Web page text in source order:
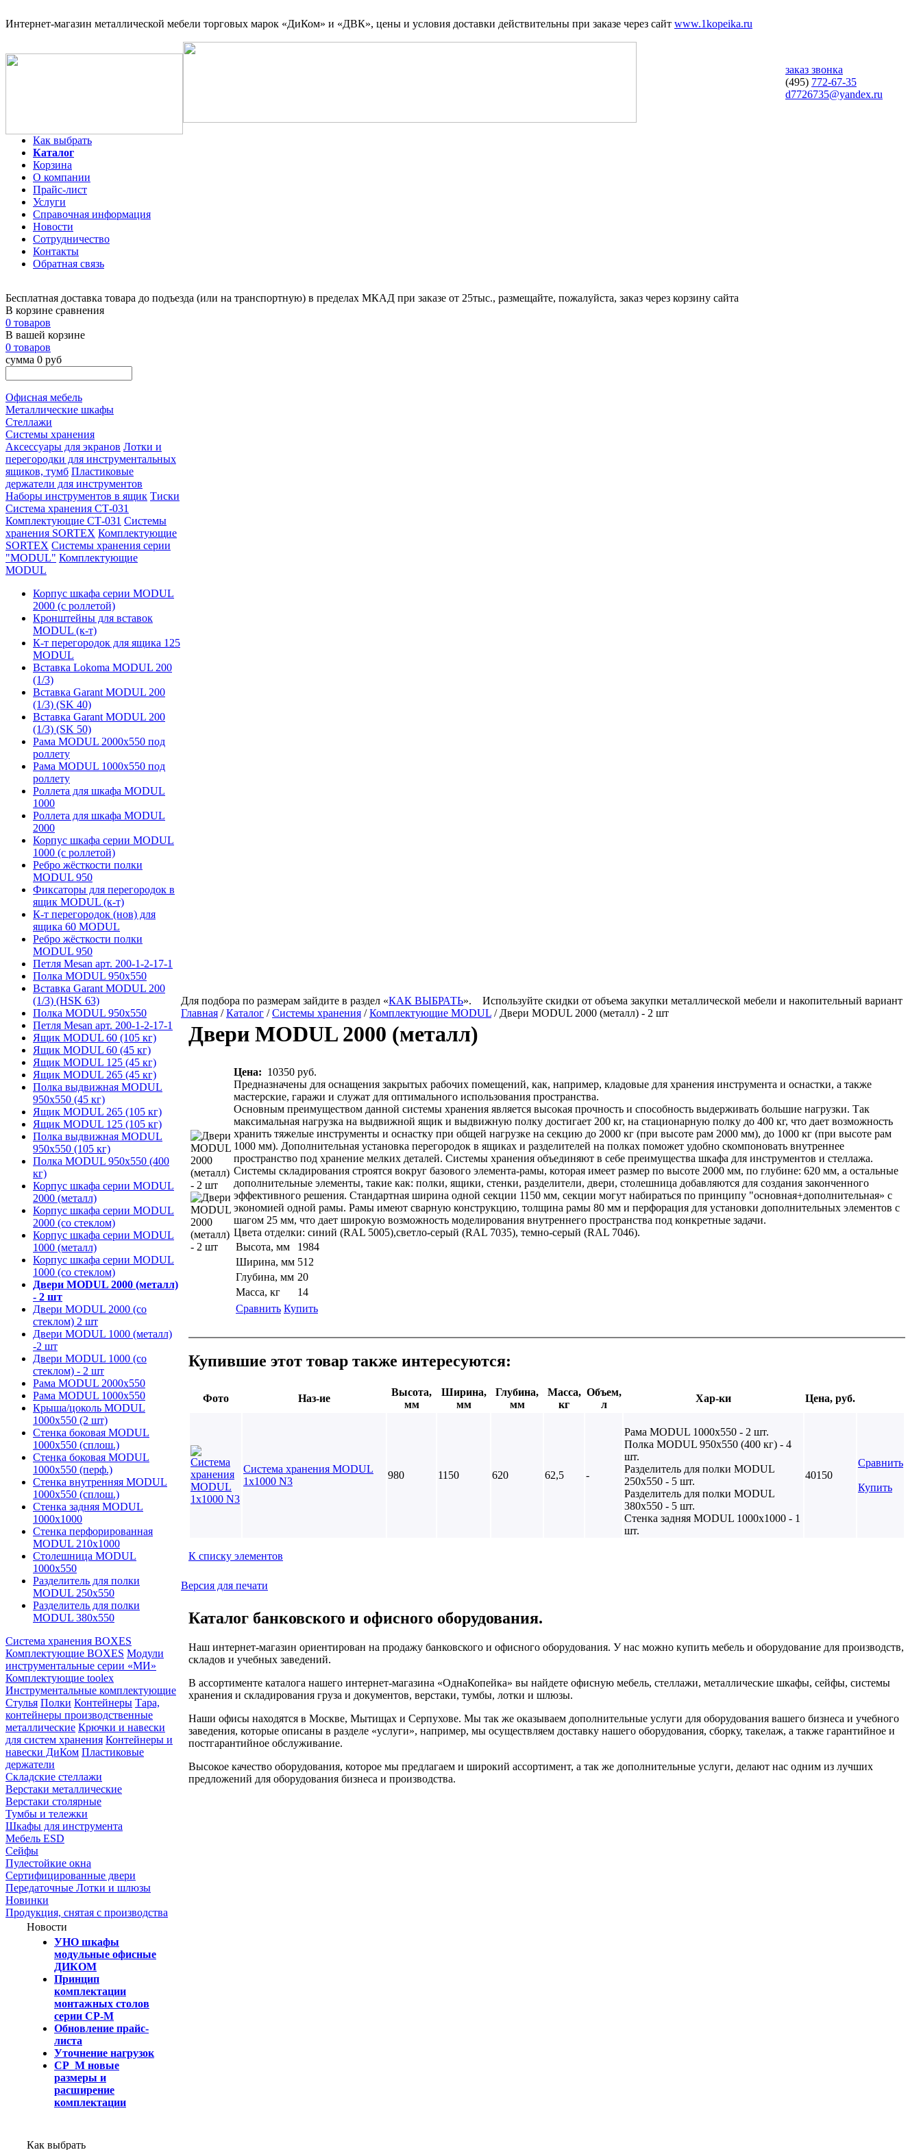
Интернет-магазин металлической мебели торговых марок «ДиКом» и «ДВК», цены и условия доставки действительны при заказе через сайт www.1kopeika.ru
заказ звонка
(495) 772-67-35
d7726735@yandex.ru
Как выбрать
Каталог
Корзина
О компании
Прайс-лист
Услуги
Справочная информация
Новости
Сотрудничество
Контакты
Обратная связь
Бесплатная доставка товара до подъезда (или на транспортную) в пределах МКАД при заказе от 25тыс., размещайте, пожалуйста, заказ через корзину сайта
В корзине сравнения
0 товаров
В вашей корзине
0 товаров
сумма 0 руб
Офисная мебель
Металлические шкафы
Стеллажи
Системы хранения
Аксессуары для экранов Лотки и
перегородки для инструментальных
ящиков, тумб Пластиковые
держатели для инструментов
Наборы инструментов в ящик Тиски
Система хранения СТ-031
Комплектующие СТ-031 Системы
хранения SORTEX Комплектующие
SORTEX Системы хранения серии
"MODUL" Комплектующие
MODUL
Корпус шкафа серии MODUL
2000 (с роллетой)
Кронштейны для вставок
MODUL (к-т)
К-т перегородок для ящика 125
MODUL
Вставка Lokoma MODUL 200
(1/3)
Вставка Garant MODUL 200
(1/3) (SK 40)
Вставка Garant MODUL 200
(1/3) (SK 50)
Рама MODUL 2000х550 под
роллету
Рама MODUL 1000х550 под
роллету
Роллета для шкафа MODUL
1000
Роллета для шкафа MODUL
2000
Корпус шкафа серии MODUL
1000 (с роллетой)
Ребро жёсткости полки
MODUL 950
Фиксаторы для перегородок в
ящик MODUL (к-т)
К-т перегородок (нов) для
ящика 60 MODUL
Ребро жёсткости полки
MODUL 950
Петля Mesan арт. 200-1-2-17-1
Полка MODUL 950х550
Вставка Garant MODUL 200
(1/3) (HSK 63)
Полка MODUL 950х550
Петля Mesan арт. 200-1-2-17-1
Ящик MODUL 60 (105 кг)
Ящик MODUL 60 (45 кг)
Ящик MODUL 125 (45 кг)
Ящик MODUL 265 (45 кг)
Полка выдвижная MODUL
950х550 (45 кг)
Ящик MODUL 265 (105 кг)
Ящик MODUL 125 (105 кг)
Полка выдвижная MODUL
950х550 (105 кг)
Полка MODUL 950х550 (400
кг)
Корпус шкафа серии MODUL
2000 (металл)
Корпус шкафа серии MODUL
2000 (со стеклом)
Корпус шкафа серии MODUL
1000 (металл)
Корпус шкафа серии MODUL
1000 (со стеклом)
Двери MODUL 2000 (металл)
- 2 шт
Двери MODUL 2000 (со
стеклом) 2 шт
Двери MODUL 1000 (металл)
-2 шт
Двери MODUL 1000 (со
стеклом) - 2 шт
Рама MODUL 2000х550
Рама MODUL 1000х550
Крыша/цоколь MODUL
1000х550 (2 шт)
Стенка боковая MODUL
1000х550 (сплош.)
Стенка боковая MODUL
1000х550 (перф.)
Стенка внутренняя MODUL
1000х550 (сплош.)
Стенка задняя MODUL
1000х1000
Стенка перфорированная
MODUL 210х1000
Столешница MODUL
1000х550
Разделитель для полки
MODUL 250х550
Разделитель для полки
MODUL 380х550
Система хранения BOXES
Комплектующие BOXES Модули
инструментальные серии «МИ»
Комплектующие toolex
Инструментальные комплектующие
Стулья Полки Контейнеры Тара,
контейнеры производственные
металлические Крючки и навески
для систем хранения Контейнеры и
навески ДиКом Пластиковые
держатели
Складские стеллажи
Верстаки металлические
Верстаки столярные
Тумбы и тележки
Шкафы для инструмента
Мебель ESD
Сейфы
Пулестойкие окна
Сертифицированные двери
Передаточные Лотки и шлюзы
Новинки
Продукция, снятая с производства
Новости
УНО шкафы
модульные офисные
ДИКОМ
Принцип
комплектации
монтажных столов
серии СР-М
Обновление прайс-
листа
Уточнение нагрузок
СР_М новые
размеры и
расширение
комплектации
Как выбрать
Для подбора по размерам зайдите в раздел «КАК ВЫБРАТЬ».
Используйте скидки от объема закупки металлической мебели и накопительный вариант
Главная /Каталог /Системы хранения /Комплектующие MODUL / Двери MODUL 2000 (металл) - 2 шт
Двери MODUL 2000 (металл)
Цена: 10350 руб.
Предназначены для оснащения закрытых рабочих помещений, как, например, кладовые для хранения инструмента и оснастки, а также
мастерские, гаражи и служат для оптимального использования пространства.
Основным преимуществом данной системы хранения является высокая прочность и способность выдерживать большие нагрузки. Так
максимальная нагрузка на выдвижной ящик и выдвижную полку достигает 200 кг, на стационарную полку до 400 кг, что дает возможность
хранить тяжелые инструменты и оснастку при общей нагрузке на секцию до 2000 кг (при высоте рам 2000 мм), до 1000 кг (при высоте рам
1000 мм). Дополнительная установка перегородок в ящиках и разделителей на полках поможет удобно скомпоновать внутреннее
пространство под хранение мелких деталей. Системы хранения объединяют в себе преимущества шкафа для инструментов и стеллажа.
Системы складирования строятся вокруг базового элемента-рамы, которая имеет размер по высоте 2000 мм, по глубине: 620 мм, а остальные
дополнительные элементы, такие как: полки, ящики, стенки, разделители, двери, столешница добавляются для создания законченного
эффективного решения. Стандартная ширина одной секции 1150 мм, секции могут набираться по принципу "основная+дополнительная» с
экономией одной рамы. Рамы имеют сварную конструкцию, толщина рамы 80 мм и перфорация для установки дополнительных элементов с
шагом 25 мм, что дает широкую возможность моделирования внутреннего пространства под конкретные задачи.
Цвета отделки: синий (RAL 5005),светло-серый (RAL 7035), темно-серый (RAL 7046).
Высота, мм
1984
Ширина, мм 512
Глубина, мм 20
Масса, кг
14
Сравнить Купить
Купившие этот товар также интересуются:
Фото Наз-ие
Высота,
мм
Ширина,
мм
Глубина,
мм
Масса,
кг
Объем,
л
Хар-ки Цена, руб.
Система хранения MODUL
1х1000 N3
980 1150 620 62,5 -
Рама MODUL 1000х550 - 2 шт.
Полка MODUL 950х550 (400 кг) - 4
шт.
Разделитель для полки MODUL
250х550 - 5 шт.
Разделитель для полки MODUL
380х550 - 5 шт.
Стенка задняя MODUL 1000х1000 - 1
шт.
40150
Сравнить
Купить
К списку элементов
Версия для печати
Каталог банковского и офисного оборудования.
Наш интернет-магазин ориентирован на продажу банковского и офисного оборудования. У нас можно купить мебель и оборудование для производств,
складов и учебных заведений.
В ассортименте каталога нашего интернет-магазина «ОднаКопейка» вы найдете офисную мебель, стеллажи, металлические шкафы, сейфы, системы
хранения и складирования груза и документов, верстаки, тумбы, лотки и шлюзы.
Наши офисы находятся в Москве, Мытищах и Серпухове. Мы так же оказываем дополнительные услуги для оборудования вашего бизнеса и учебного
заведения, которые описаны в разделе «услуги», например, мы осуществляем доставку нашего оборудования, сборку, такелаж, а также гарантийное и
постгарантийное обслуживание.
Высокое качество оборудования, которое мы предлагаем и широкий ассортимент, а так же дополнительные услуги, делают нас одним из лучших
предложений для оборудования бизнеса и производства.